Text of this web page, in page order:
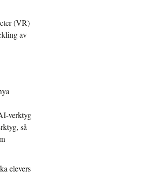
(VR)
av
verktyg
så
elevers